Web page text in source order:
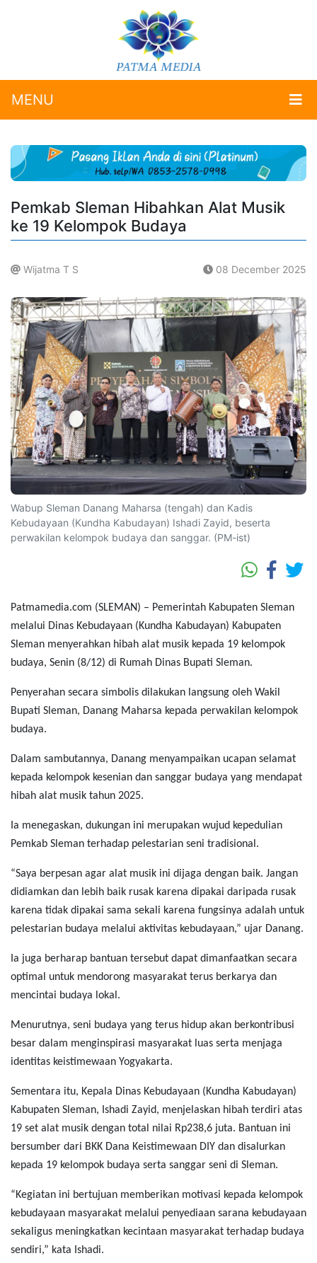
MENU
Pemkab Sleman Hibahkan Alat Musik
ke 19 Kelompok Budaya
Wijatma T S 08 December 2025
Wabup Sleman Danang Maharsa (tengah) dan Kadis
Kebudayaan (Kundha Kabudayan) Ishadi Zayid, beserta
perwakilan kelompok budaya dan sanggar. (PM-ist)
Patmamedia.com (SLEMAN) – Pemerintah Kabupaten Sleman
melalui Dinas Kebudayaan (Kundha Kabudayan) Kabupaten
Sleman menyerahkan hibah alat musik kepada 19 kelompok
budaya, Senin (8/12) di Rumah Dinas Bupati Sleman.
Penyerahan secara simbolis dilakukan langsung oleh Wakil
Bupati Sleman, Danang Maharsa kepada perwakilan kelompok
budaya.
Dalam sambutannya, Danang menyampaikan ucapan selamat
kepada kelompok kesenian dan sanggar budaya yang mendapat
hibah alat musik tahun 2025.
Ia menegaskan, dukungan ini merupakan wujud kepedulian
Pemkab Sleman terhadap pelestarian seni tradisional.
“Saya berpesan agar alat musik ini dijaga dengan baik. Jangan
didiamkan dan lebih baik rusak karena dipakai daripada rusak
karena tidak dipakai sama sekali karena fungsinya adalah untuk
pelestarian budaya melalui aktivitas kebudayaan,” ujar Danang.
Ia juga berharap bantuan tersebut dapat dimanfaatkan secara
optimal untuk mendorong masyarakat terus berkarya dan
mencintai budaya lokal.
Menurutnya, seni budaya yang terus hidup akan berkontribusi
besar dalam menginspirasi masyarakat luas serta menjaga
identitas keistimewaan Yogyakarta.
Sementara itu, Kepala Dinas Kebudayaan (Kundha Kabudayan)
Kabupaten Sleman, Ishadi Zayid, menjelaskan hibah terdiri atas
19 set alat musik dengan total nilai Rp238,6 juta. Bantuan ini
bersumber dari BKK Dana Keistimewaan DIY dan disalurkan
kepada 19 kelompok budaya serta sanggar seni di Sleman.
“Kegiatan ini bertujuan memberikan motivasi kepada kelompok
kebudayaan masyarakat melalui penyediaan sarana kebudayaan
sekaligus meningkatkan kecintaan masyarakat terhadap budaya
sendiri,” kata Ishadi.